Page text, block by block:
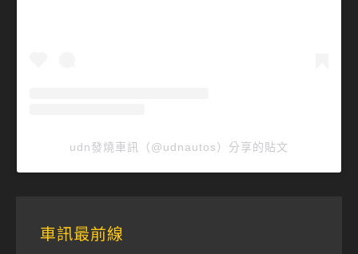
udn發燒車訊（@udnautos）分享的貼文
車訊最前線